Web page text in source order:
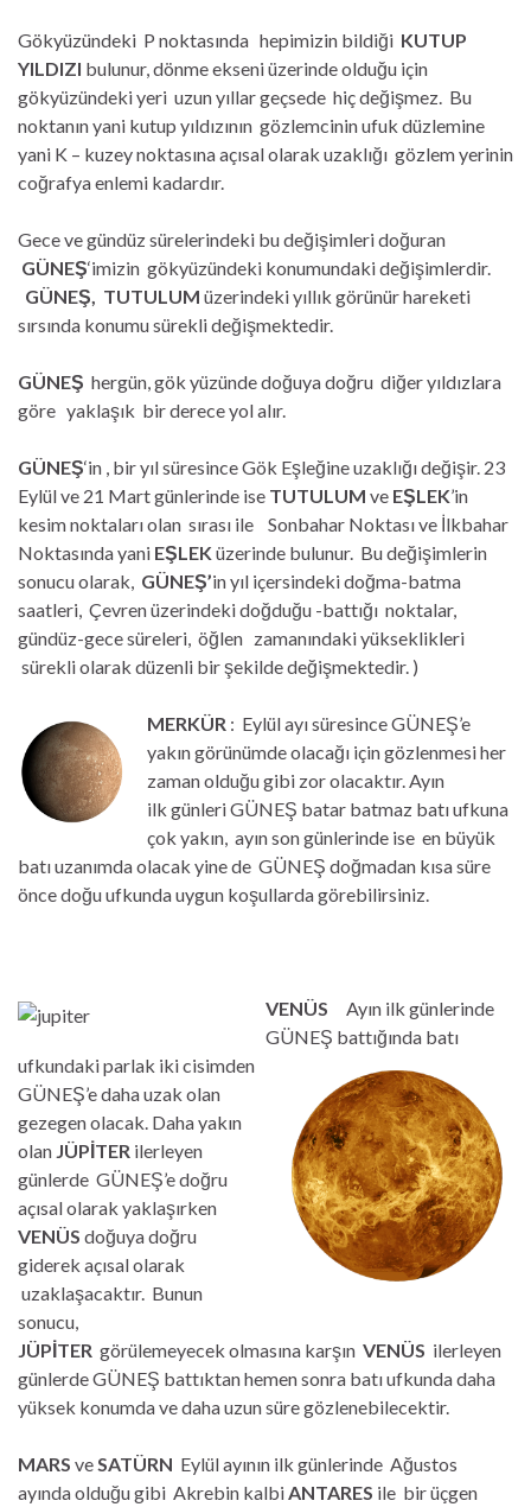
Gökyüzündeki P noktasında hepimizin bildiği KUTUP
YILDIZI bulunur, dönme ekseni üzerinde olduğu için
gökyüzündeki yeri uzun yıllar geçsede hiç değişmez. Bu
noktanın yani kutup yıldızının gözlemcinin ufuk düzlemine
yani K – kuzey noktasına açısal olarak uzaklığı gözlem yerinin
coğrafya enlemi kadardır.
Gece ve gündüz sürelerindeki bu değişimleri doğuran
GÜNEŞ‘imizin gökyüzündeki konumundaki değişimlerdir.
GÜNEŞ, TUTULUM üzerindeki yıllık görünür hareketi
sırsında konumu sürekli değişmektedir.
GÜNEŞ hergün, gök yüzünde doğuya doğru diğer yıldızlara
göre yaklaşık bir derece yol alır.
GÜNEŞ‘in , bir yıl süresince Gök Eşleğine uzaklığı değişir. 23
Eylül ve 21 Mart günlerinde ise TUTULUM ve EŞLEK’in
kesim noktaları olan sırası ile Sonbahar Noktası ve İlkbahar
Noktasında yani EŞLEK üzerinde bulunur. Bu değişimlerin
sonucu olarak, GÜNEŞ’in yıl içersindeki doğma-batma
saatleri, Çevren üzerindeki doğduğu -battığı noktalar,
gündüz-gece süreleri, öğlen zamanındaki yükseklikleri
sürekli olarak düzenli bir şekilde değişmektedir. )
MERKÜR : Eylül ayı süresince GÜNEŞ’e
yakın görünümde olacağı için gözlenmesi her
zaman olduğu gibi zor olacaktır. Ayın
ilk günleri GÜNEŞ batar batmaz batı ufkuna
çok yakın, ayın son günlerinde ise en büyük
batı uzanımda olacak yine de GÜNEŞ doğmadan kısa süre
önce doğu ufkunda uygun koşullarda görebilirsiniz.
VENÜS
Ayın ilk günlerinde
GÜNEŞ battığında batı
ufkundaki parlak iki cisimden
GÜNEŞ’e daha uzak olan
gezegen olacak. Daha yakın
olan JÜPİTER ilerleyen
günlerde GÜNEŞ’e doğru
açısal olarak yaklaşırken
VENÜS doğuya doğru
giderek açısal olarak
uzaklaşacaktır. Bunun
sonucu,
JÜPİTER görülemeyecek olmasına karşın VENÜS ilerleyen
günlerde GÜNEŞ battıktan hemen sonra batı ufkunda daha
yüksek konumda ve daha uzun süre gözlenebilecektir.
MARS veSATÜRN Eylül ayının ilk günlerinde Ağustos
ayında olduğu gibi Akrebin kalbiANTARES ile bir üçgen